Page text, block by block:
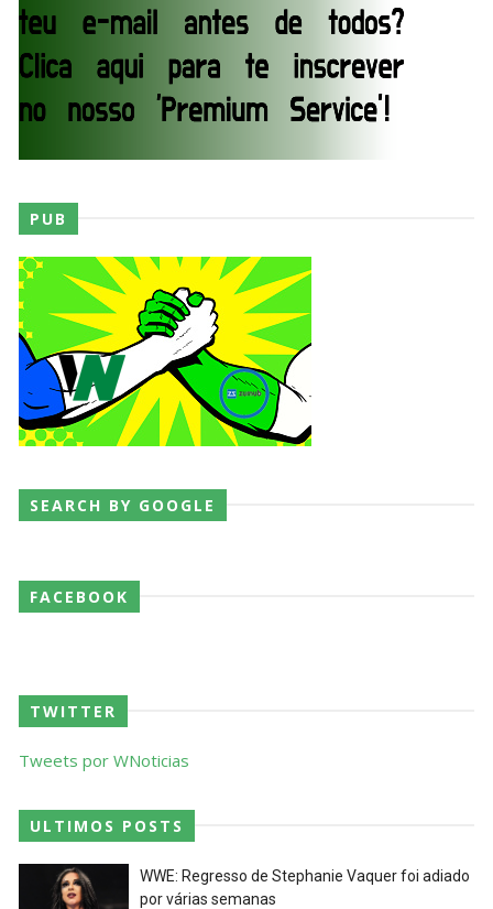
Throwback: The Rock vs Brock Lesnar:
SummerSlam 2002 - Undisputed WWE
WWE Monday Night Raw 27 July 2026
Unknown
AEW Redemption 2026
Unknown-Jul 27 2026
Dark Side of the Ring Season 7 Episode 4 “Necro
Butcher vs. Samoa Joe”
WWE Main Event, July 23, 2026
Unknown-Jul 26 2026
Throwback: Bret "The Hitman" Hart vs. Mr.
Perfect: SummerSlam 1991 - Intercontinental
Championship Match
SCSA867- Jul 26 2026
PUB
SEARCH BY GOOGLE
FACEBOOK
TWITTER
Tweets por WNoticias
ULTIMOS POSTS
WWE: Regresso de Stephanie Vaquer foi adiado
por várias semanas